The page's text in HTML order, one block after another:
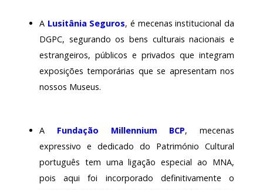
A Lusitânia Seguros, é mecenas institucional da
DGPC, segurando os bens culturais nacionais e
estrangeiros, públicos e privados que integram
exposições temporárias que se apresentam nos
nossos Museus.
A Fundação Millennium BCP, mecenas
expressivo e dedicado do Património Cultural
português tem uma ligação especial ao MNA,
pois aqui foi incorporado definitivamente o